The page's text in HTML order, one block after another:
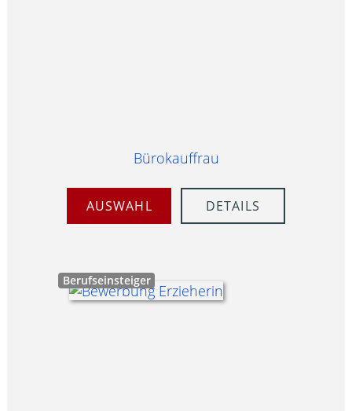
Bürokauffrau
AUSWAHL DETAILS
Berufseinsteiger